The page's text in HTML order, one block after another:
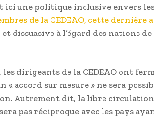
ici une politique inclusive envers les
de la CEDEAO, cette dernière
dissuasive à l’égard des nations de
les dirigeants de la CEDEAO ont
accord sur mesure » ne sera
Autrement dit, la libre circulation
pas réciproque avec les pays